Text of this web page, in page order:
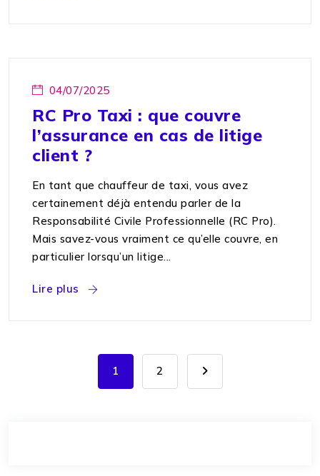
04/07/2025
RC Pro Taxi : que couvre
l’assurance en cas de litige
client ?
En tant que chauffeur de taxi, vous avez
certainement déjà entendu parler de la
Responsabilité Civile Professionnelle (RC Pro).
Mais savez-vous vraiment ce qu’elle couvre, en
particulier lorsqu’un litige...
Lire plus
1 2